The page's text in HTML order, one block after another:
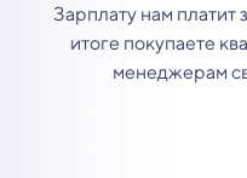
Зарплату нам платит
итоге покупаете
менеджерам